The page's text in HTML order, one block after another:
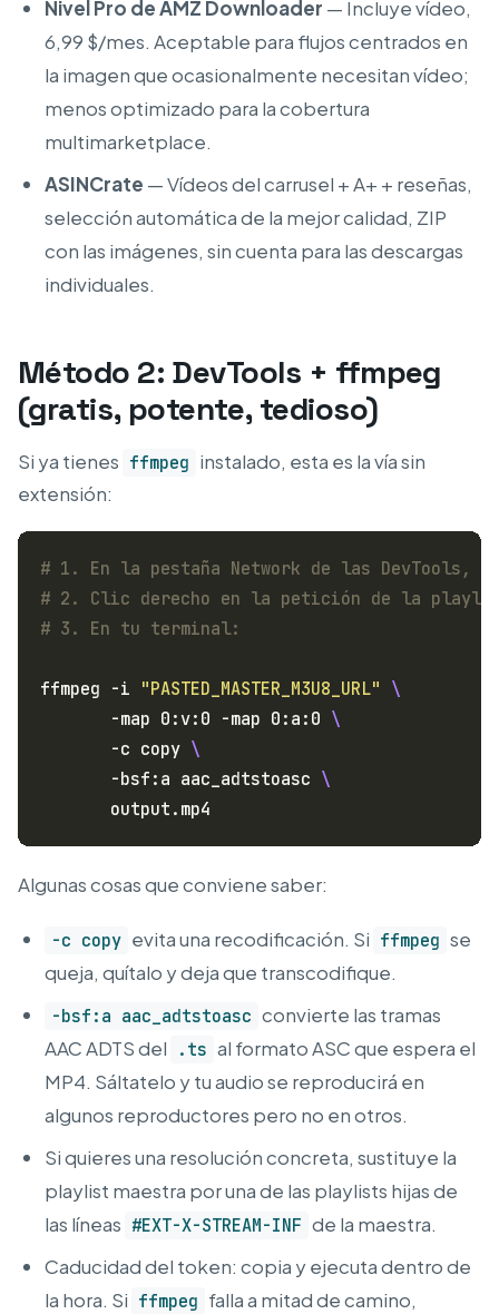
Nivel Pro de AMZ Downloader — Incluye vídeo,
6,99 $/mes. Aceptable para flujos centrados en
la imagen que ocasionalmente necesitan vídeo;
menos optimizado para la cobertura
multimarketplace.
ASINCrate — Vídeos del carrusel + A+ + reseñas,
selección automática de la mejor calidad, ZIP
con las imágenes, sin cuenta para las descargas
individuales.
Método 2: DevTools + ffmpeg
(gratis, potente, tedioso)
Si ya tienes ffmpeg instalado, esta es la vía sin
extensión:
# 1. En la pestaña Network de las
# 2. Clic derecho en la petición de la playlist
# 3. En tu terminal:
ffmpeg -i "PASTED_MASTER_M3U8_URL"
       -map 0:v:0 -map 0:a:0
       -c copy
       -bsf:a aac_adtstoasc
Algunas cosas que conviene saber:
-c copy evita una recodificación. Si ffmpeg se
queja, quítalo y deja que transcodifique.
-bsf:a aac_adtstoasc convierte las tramas
AAC ADTS del
.ts al formato ASC que espera el
MP4. Sáltatelo y tu audio se reproducirá en
algunos reproductores pero no en otros.
Si quieres una resolución concreta, sustituye la
playlist maestra por una de las playlists hijas de
las líneas #EXT-X-STREAM-INF de la maestra.
Caducidad del token: copia y ejecuta dentro de
la hora. Si ffmpeg falla a mitad de camino,